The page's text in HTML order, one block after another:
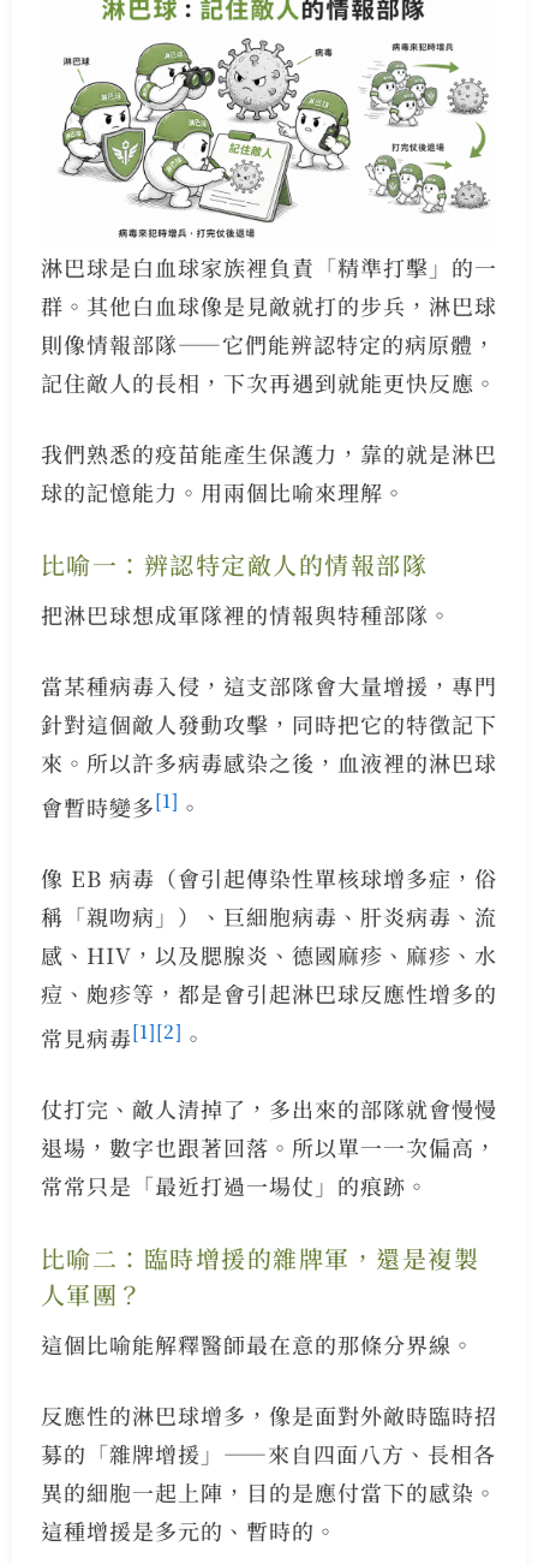
淋巴球是白血球家族裡負責「精準打擊」的一
群。其他白血球像是見敵就打的步兵，淋巴球
則像情報部隊——它們能辨認特定的病原體，
記住敵人的長相，下次再遇到就能更快反應。
我們熟悉的疫苗能產生保護力，靠的就是淋巴
球的記憶能力。用兩個比喻來理解。
比喻一：辨認特定敵人的情報部隊
把淋巴球想成軍隊裡的情報與特種部隊。
當某種病毒入侵，這支部隊會大量增援，專門
針對這個敵人發動攻擊，同時把它的特徵記下
來。所以許多病毒感染之後，血液裡的淋巴球
會暫時變多[1] 。
像 EB 病毒（會引起傳染性單核球增多症，俗
稱「親吻病」）、巨細胞病毒、肝炎病毒、流
感、HIV，以及腮腺炎、德國麻疹、麻疹、水
痘、皰疹等，都是會引起淋巴球反應性增多的
常見病毒[1][2] 。
仗打完、敵人清掉了，多出來的部隊就會慢慢
退場，數字也跟著回落。所以單一一次偏高，
常常只是「最近打過一場仗」的痕跡。
比喻二：臨時增援的雜牌軍，還是複製
人軍團？
這個比喻能解釋醫師最在意的那條分界線。
反應性的淋巴球增多，像是面對外敵時臨時招
募的「雜牌增援」——來自四面八方、長相各
異的細胞一起上陣，目的是應付當下的感染。
這種增援是多元的、暫時的。